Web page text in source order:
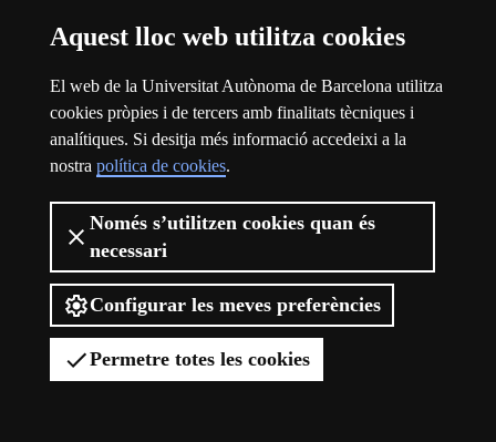
Aquest lloc web utilitza cookies
El web de la Universitat Autònoma de Barcelona utilitza
cookies pròpies i de tercers amb finalitats tècniques i
analítiques. Si desitja més informació accedeixi a la
nostra política de cookies.
Només s’utilitzen cookies quan és
necessari
Configurar les meves preferències
Permetre totes les cookies
Viure el campus